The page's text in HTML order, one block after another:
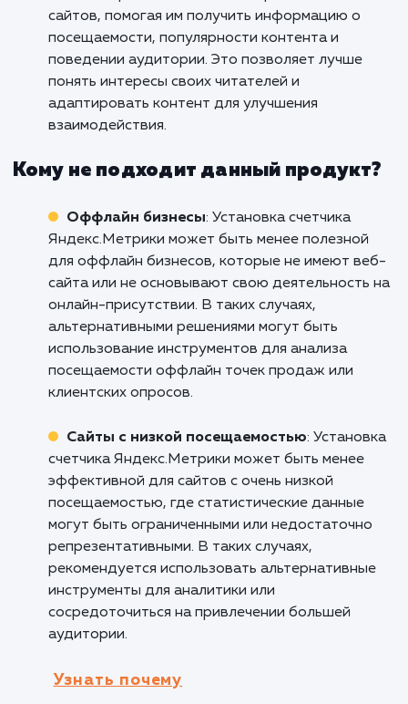
эффективность рекламных источников и
принимать информированные решения для
улучшения продаж.
Корпоративные веб-сайты
корпоративных веб-сайтов, где важно
пользователей. Он предоставляет
о посещениях, просмотрах страниц,
пользователей и других метриках, что
позволяет анализировать эффективность
и улучшать пользовательский опыт.
Блоги и персональные сайты: Установка
счетчика Яндекс.Метрики может быть
сайтов, помогая им получить информацию о
посещаемости, популярности контента и
поведении аудитории. Это позволяет лучше
понять интересы своих читателей и
адаптировать контент для улучшения
взаимодействия.
Кому не подходит данный
Яндекс.Метрики может быть менее